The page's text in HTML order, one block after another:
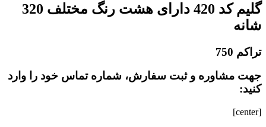
گلیم کد 420 دارای هشت رنگ مختلف 320
شانه
تراکم 750
جهت مشاوره و ثبت سفارش، شماره تماس خود را وارد
کنید:
[center]